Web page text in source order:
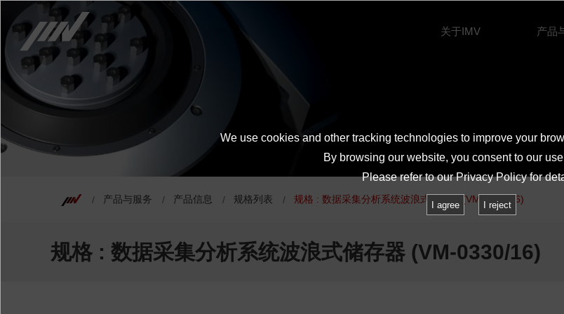
关于IMV 产品
产品与服务 产品信息 规格列表 规格 : 数据采集分析系统波浪式储存器 (VM-0330/16)
规格 : 数据采集分析系统波浪式储存器 (VM-0330/16)
点击这里了解产品详情
We use cookies and other tracking technologies to improve your
By browsing our website, you consent to our
Please refer to ourPrivacy Policy for
I agree I reject